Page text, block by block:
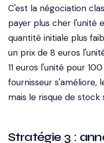
C'est la négociation
payer plus cher l'unité
quantité initiale plus
un prix de 8 euros
11 euros l'unité pour
fournisseur s'améliore,
mais le risque de stock
Stratégie 3 :